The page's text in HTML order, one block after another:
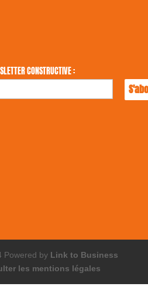
CONSTRUCTIVE :
Powered by Link to Business
les mentions légales